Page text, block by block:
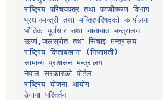
राष्ट्रिय परिचयपत्र तथा पञ्‍जीकरण विभाग
प्रधानमन्त्री तथा मन्त्रिपरिषद्को कार्यालय
भौतिक पूर्वाधार तथा यातायात मन्त्रालय
ऊर्जा,जलस्रोत तथा सिंचाइ मन्त्रालय
सामान्य प्रशासन मन्त्रालय
नेपाल सरकारको पोर्टल
राष्ट्रिय योजना आयोग
ठेगाना परिवर्तन